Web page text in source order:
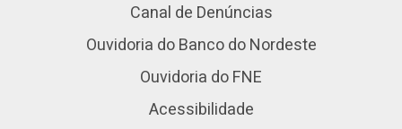
Canal de Denúncias
Ouvidoria do Banco do Nordeste
Ouvidoria do FNE
Acessibilidade